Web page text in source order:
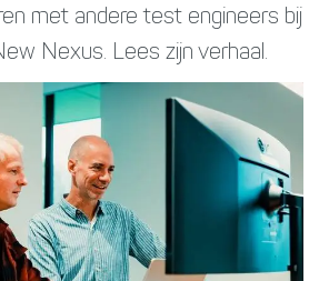
met andere test engineers bij
Nexus. Lees zijn verhaal.